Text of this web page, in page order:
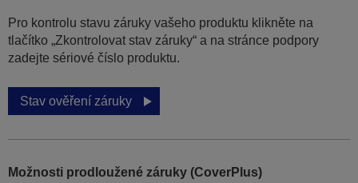
Pro kontrolu stavu záruky vašeho produktu klikněte na
tlačítko „Zkontrolovat stav záruky“ a na stránce podpory
zadejte sériové číslo produktu.
Stav ověření záruky
Možnosti prodloužené záruky (CoverPlus)